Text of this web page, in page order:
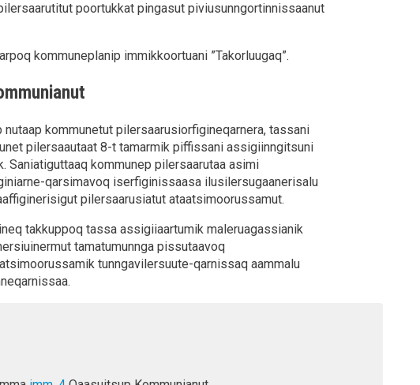
poortukkat pingasut piviusunngortinnissaanut
kommuneplanip immikkoortuani ”Takorluugaq”.
kommunetut pilersaarusiorfigineqarnera, tassani
pilersaautaat 8-t tamarmik piffissani assigiinngitsuni
kommunep pilersaarutaa asimi
qarsimavoq iserfiginissaasa ilusilersugaanerisalu
pilersaarusiatut ataatsimoorussamut.
takkuppoq tassa assigiiaartumik maleruagassianik
tamatumunnga pissutaavoq
tunngavilersuute-qarnissaq aammalu